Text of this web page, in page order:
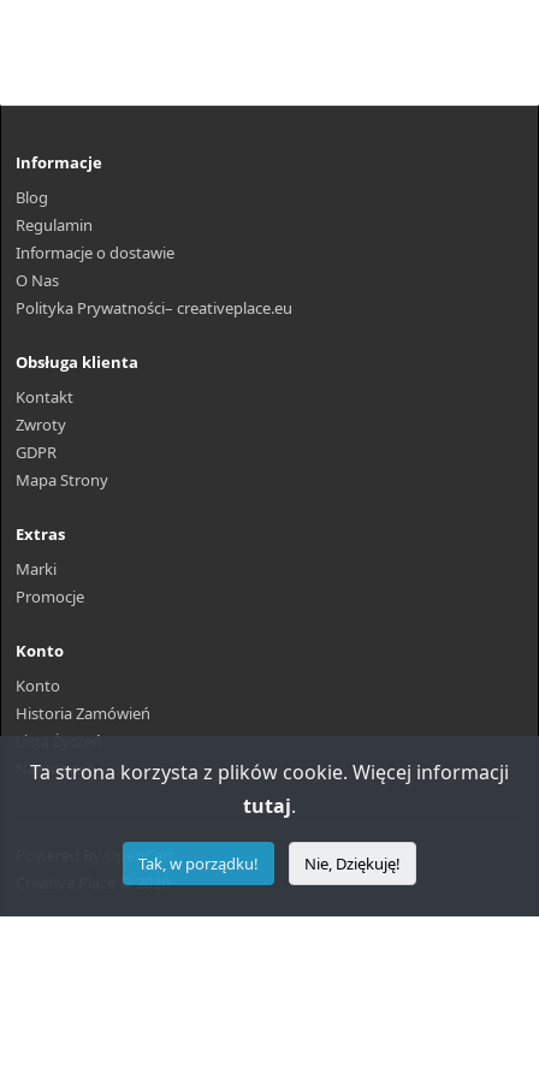
Informacje
Blog
Regulamin
Informacje o dostawie
O Nas
Polityka Prywatności– creativeplace.eu
Obsługa klienta
Kontakt
Zwroty
GDPR
Mapa Strony
Extras
Marki
Promocje
Konto
Konto
Historia Zamówień
Lista Życzeń
Newsletter
OpenCart
Creative Place © 2026
Ta strona korzysta z plików cookie. Więcej informacji
tutaj.
Tak, w porządku! Nie, Dziękuję!